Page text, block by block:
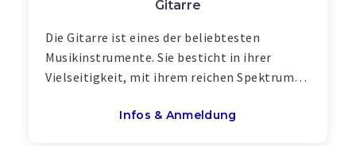
Gitarre
Die Gitarre ist eines der beliebtesten
Musikinstrumente. Sie besticht in ihrer
Vielseitigkeit, mit ihrem reichen Spektrum…
Infos & Anmeldung